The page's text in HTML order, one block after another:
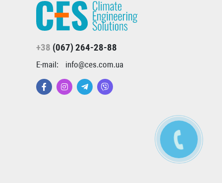
+38 (067) 264-28-88
E-mail: info@ces.com.ua